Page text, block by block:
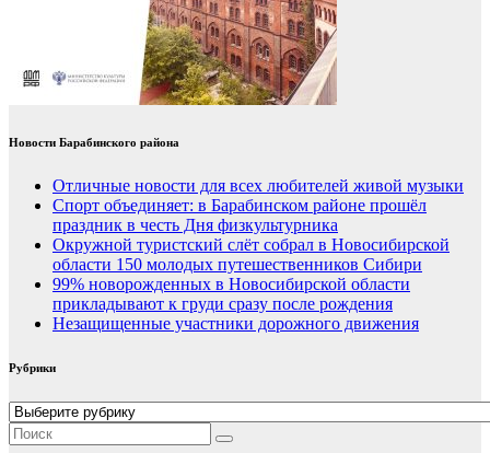
Новости Барабинского района
Отличные новости для всех любителей живой музыки
Спорт объединяет: в Барабинском районе прошёл
праздник в честь Дня физкультурника
Окружной туристский слёт собрал в Новосибирской
области 150 молодых путешественников Сибири
99% новорожденных в Новосибирской области
прикладывают к груди сразу после рождения
Незащищенные участники дорожного движения
Рубрики
Рубрики